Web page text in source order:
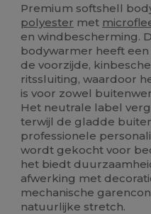
Premium softshell
polyester met
en windbescherming.
bodywarmer heeft
de voorzijde,
ritssluiting, waardoor
is voor zowel
Het neutrale label
terwijl de gladde
professionele
wordt gekocht voor
het biedt
afwerking met
mechanische
natuurlijke stretch.